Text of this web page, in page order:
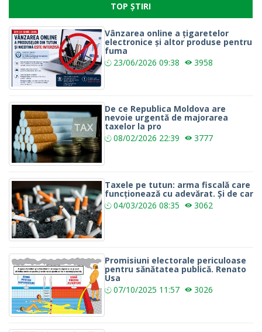
TOP ȘTIRI
Vânzarea online a țigaretelor
electronice și altor produse pentru
fuma
23/06/2026 09:38 3958
De ce Republica Moldova are
nevoie urgentă de majorarea
taxelor la pro
08/02/2026 22:39 3777
Taxele pe tutun: arma fiscală care
funcționează cu adevărat. Și de car
04/03/2026 08:35 3062
Promisiuni electorale periculoase
pentru sănătatea publică. Renato
Usa
07/10/2025 11:57 3026